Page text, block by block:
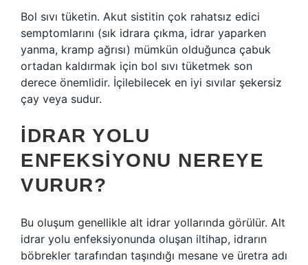
Bol sıvı tüketin. Akut sistitin çok rahatsız edici
semptomlarını (sık idrara çıkma, idrar yaparken
yanma, kramp ağrısı) mümkün olduğunca çabuk
ortadan kaldırmak için bol sıvı tüketmek son
derece önemlidir. İçilebilecek en iyi sıvılar şekersiz
çay veya sudur.
İDRAR YOLU
ENFEKSIYONU NEREYE
VURUR?
Bu oluşum genellikle alt idrar yollarında görülür. Alt
idrar yolu enfeksiyonunda oluşan iltihap, idrarın
böbrekler tarafından taşındığı mesane ve üretra adı